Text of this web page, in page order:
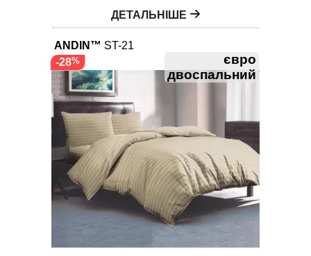
ДЕТАЛЬНІШЕ
ANDIN™ ST-21
євро
двоспальний
-28